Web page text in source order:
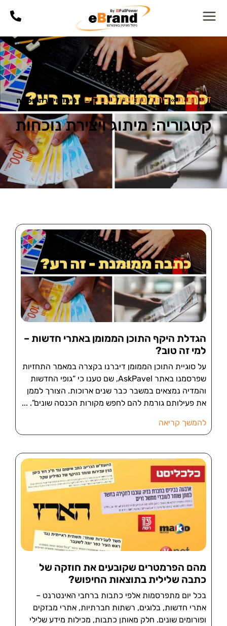
דף הבית»ניהול מוניטין לעסקים »מיתוג ויצירת נוכחות
קטגוריה: מיתוג ויצירת נוכחות
הגדלת היקף התוכן הממומן באתרי חדשות –
למי זה טוב?
על סוגיית התוכן הממומן דיברנו בקצרה במאמר התחזיות
שפרסמנו באתר AskPavel, שם טענו כי “גופי החדשות
והמדיה נמצאים במשבר כבר שנים ארוכות. הצורך לממן
את פעילותם גורמת להם לחפש מקורות הכנסה שונים”.
להמשך קריאה
מהם הפרמטרים שקובעים את חוזקה של
כתבה שלילית בתוצאות החיפוש?
בכל יום מתפרסמות אלפי כתבות ברחבי האינטרנט –
אתרי חדשות, בלוגים, רשתות חברתיות, אתרי מבזקים
ופורומים שונים. חלק מאותן כתבות, מכילות מידע שלילי